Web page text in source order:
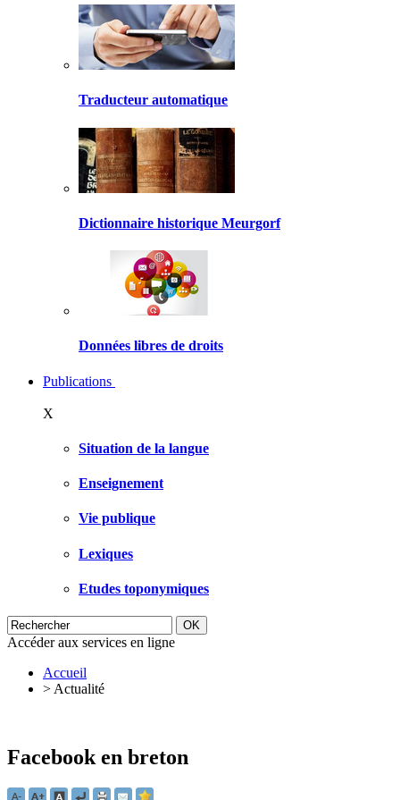
Traducteur automatique
Dictionnaire historique Meurgorf
Données libres de droits
Publications
X
Situation de la langue
Enseignement
Vie publique
Lexiques
Etudes toponymiques
Accéder aux services en ligne
Accueil
> Actualité
Facebook en breton